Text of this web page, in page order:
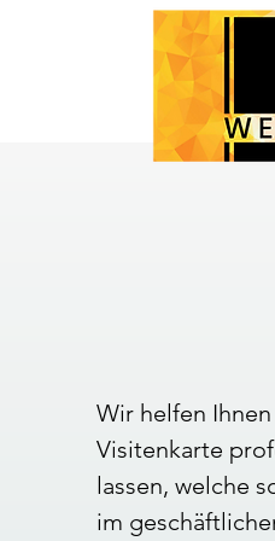
Wir helfen
Visitenkarte
lassen, welche
im